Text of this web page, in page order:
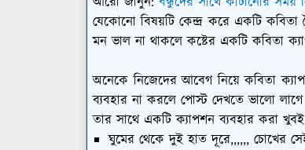
যেকোনো বিষয়টি কেন্দ্র করে একটি
মন ভাল না থাকলে কষ্টের একটি কবিতা
অনেকে নিজেদের আবেগ নিয়ে কবিতা
ব্যবহার না করলে পোস্ট দেখতে ভালো
তার সাথে একটি ক্যাপশন ব্যবহার করা
ঘুমের থেকে দুই হাত দূরে,,,,,, চোখের